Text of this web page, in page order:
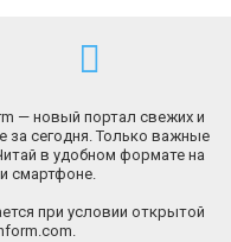
— новый портал свежих и
за сегодня. Только важные
в удобном формате на
смартфоне.
при условии открытой